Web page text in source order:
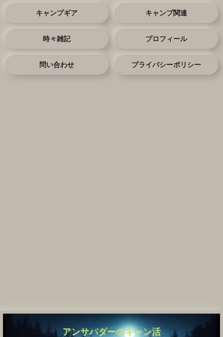
アンサバダーのキャン活
キャンプギア キャンプ関連
時々雑記 プロフィール
問い合わせ プライバシーポリシー